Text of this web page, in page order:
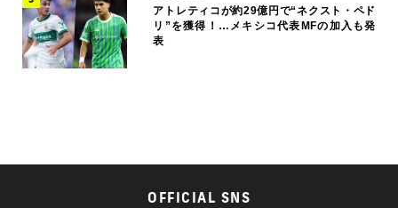
アトレティコが約29億円で“ネクスト・ペド
リ”を獲得！…メキシコ代表MFの加入も発
表
OFFICIAL SNS